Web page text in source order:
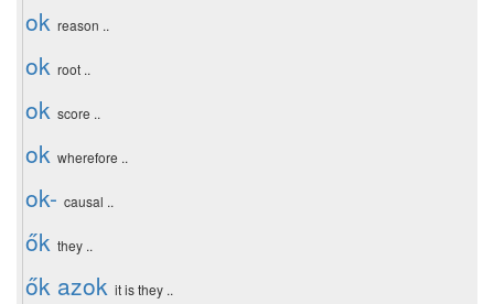
ok reason ..
ok root ..
ok score ..
ok wherefore ..
ok- causal ..
ők they ..
ők azok it is they ..